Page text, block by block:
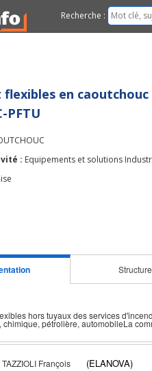
Recherche :
flexibles en caoutchouc
PFTU
: Equipements et solutions
Structure
hors tuyaux des services
pétrolière, automobileLa
TAZZIOLI François (ELANOVA)